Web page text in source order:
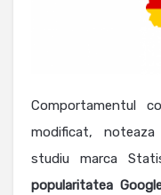
Comportamentul
modificat, noteaza
studiu marca
popularitatea